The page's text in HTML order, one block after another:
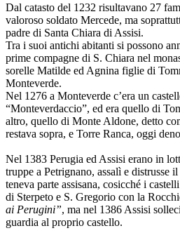
Dal catasto del 1232 risultavano 27
valoroso soldato Mercede, ma
padre di Santa Chiara di Assisi.
Tra i suoi antichi abitanti si possono
prime compagne di S. Chiara nel
sorelle Matilde ed Agnina figlie di
Monteverde.
Nel 1276 a Monteverde c’era un
“Monteverdaccio”, ed era quello di
altro, quello di Monte Aldone, detto
restava sopra, e Torre Ranca, oggi
Nel 1383 Perugia ed Assisi erano in
truppe a Petrignano, assalì e distrusse
teneva parte assisana, cosicché i
di Sterpeto e S. Gregorio con la
ai Perugini”, ma nel 1386 Assisi
guardia al proprio castello.